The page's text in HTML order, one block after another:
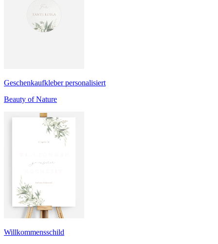
Geschenkaufkleber personalisiert
Beauty of Nature
Willkommensschild